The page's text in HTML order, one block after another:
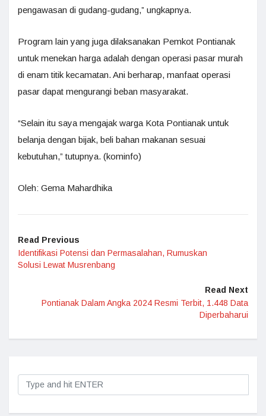
pengawasan di gudang-gudang,” ungkapnya.
Program lain yang juga dilaksanakan Pemkot Pontianak
untuk menekan harga adalah dengan operasi pasar murah
di enam titik kecamatan. Ani berharap, manfaat operasi
pasar dapat mengurangi beban masyarakat.
“Selain itu saya mengajak warga Kota Pontianak untuk
belanja dengan bijak, beli bahan makanan sesuai
kebutuhan,” tutupnya. (kominfo)
Oleh: Gema Mahardhika
Read Previous
Identifikasi Potensi dan Permasalahan, Rumuskan
Solusi Lewat Musrenbang
Read Next
Pontianak Dalam Angka 2024 Resmi Terbit, 1.448 Data
Diperbaharui